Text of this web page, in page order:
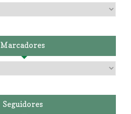
Marcadores
Seguidores